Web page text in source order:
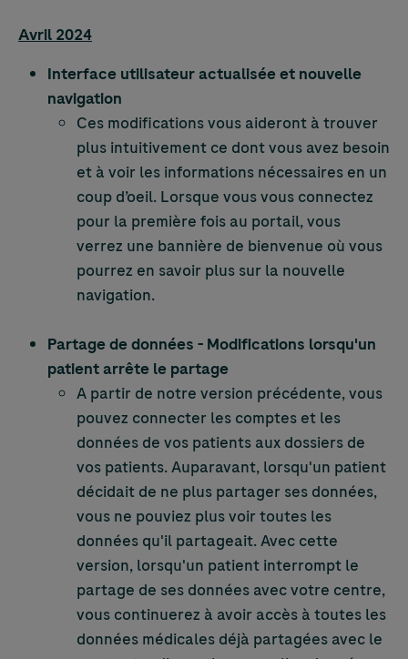
Avril 2024
Interface utilisateur actualisée et nouvelle
navigation
Ces modifications vous aideront à trouver
plus intuitivement ce dont vous avez besoin
et à voir les informations nécessaires en un
coup d’oeil. Lorsque vous vous connectez
pour la première fois au portail, vous
verrez une bannière de bienvenue où vous
pourrez en savoir plus sur la nouvelle
navigation.
Partage de données - Modifications lorsqu'un
patient arrête le partage
A partir de notre version précédente, vous
pouvez connecter les comptes et les
données de vos patients aux dossiers de
vos patients. Auparavant, lorsqu'un patient
décidait de ne plus partager ses données,
vous ne pouviez plus voir toutes les
données qu'il partageait. Avec cette
version, lorsqu'un patient interrompt le
partage de ses données avec votre centre,
vous continuerez à avoir accès à toutes les
données médicales déjà partagées avec le